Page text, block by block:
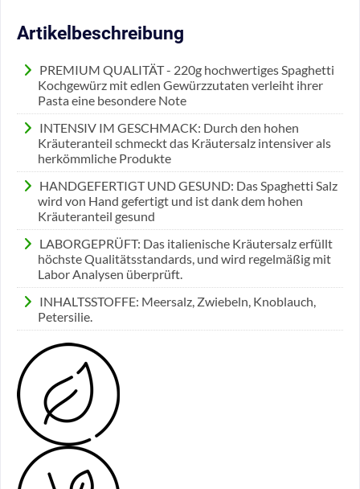
Artikelbeschreibung
PREMIUM QUALITÄT - 220g hochwertiges Spaghetti
Kochgewürz mit edlen Gewürzzutaten verleiht ihrer
Pasta eine besondere Note
INTENSIV IM GESCHMACK: Durch den hohen
Kräuteranteil schmeckt das Kräutersalz intensiver als
herkömmliche Produkte
HANDGEFERTIGT UND GESUND: Das Spaghetti Salz
wird von Hand gefertigt und ist dank dem hohen
Kräuteranteil gesund
LABORGEPRÜFT: Das italienische Kräutersalz erfüllt
höchste Qualitätsstandards, und wird regelmäßig mit
Labor Analysen überprüft.
INHALTSSTOFFE: Meersalz, Zwiebeln, Knoblauch,
Petersilie.